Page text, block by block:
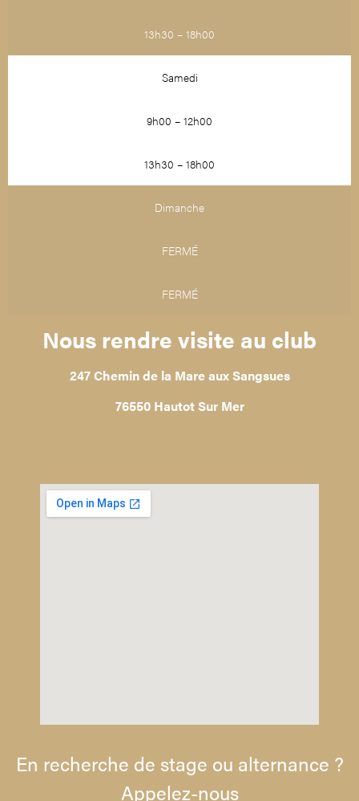
13h30 – 18h00
Samedi
9h00 – 12h00
13h30 – 18h00
Dimanche
FERMÉ
FERMÉ
Nous rendre visite au club
247 Chemin de la Mare aux Sangsues
76550 Hautot Sur Mer
En recherche de stage ou alternance ?
Appelez-nous